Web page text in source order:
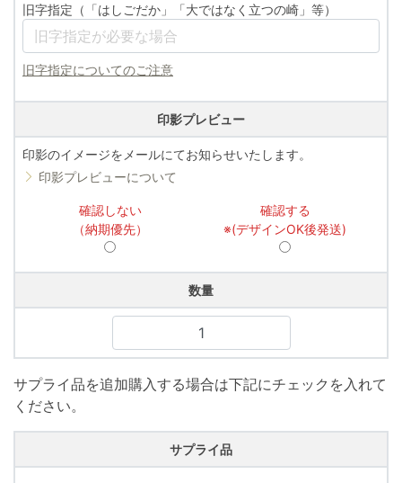
旧字指定（「はしごだか」「大ではなく立つの崎」等）
旧字指定についてのご注意
印影プレビュー
印影のイメージをメールにてお知らせいたします。
印影プレビューについて
確認しない
（納期優先）
確認する
※(デザインOK後発送)
数量
サプライ品を追加購入する場合は下記にチェックを入れて
ください。
サプライ品